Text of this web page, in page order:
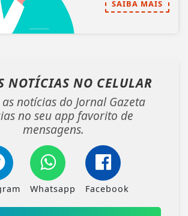
SAIBA MAIS
NOTÍCIAS NO CELULAR
as notícias do Jornal Gazeta
no seu app favorito de
mensagens.
Whatsapp Facebook